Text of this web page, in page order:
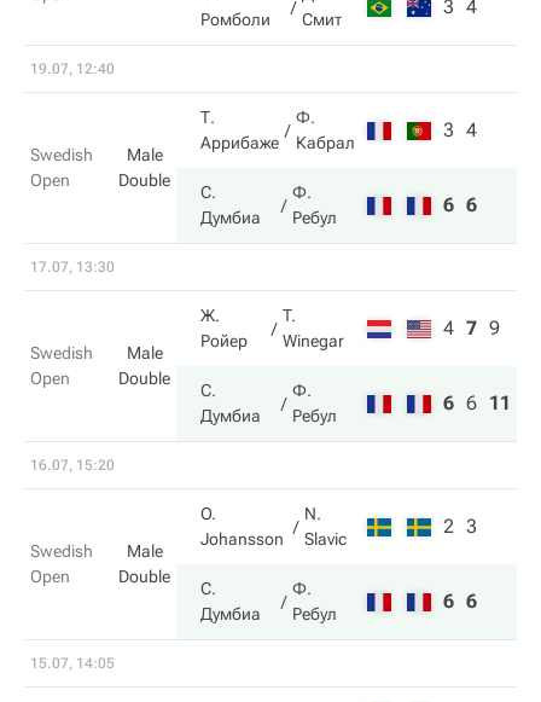
Ромболи
Смит
3 4
19.07, 12:40
Swedish
Open
Male
Double
Т.
Аррибаже
Ф.
Кабрал
3 4
С.
Думбиа
Ф.
Ребул
6 6
17.07, 13:30
Swedish
Open
Male
Double
Ж.
Ройер
T.
Winegar
4 7 9
С.
Думбиа
Ф.
Ребул
6 6 11
16.07, 15:20
Swedish
Open
Male
Double
O.
Johansson
N.
Slavic
2 3
С.
Думбиа
Ф.
Ребул
6 6
15.07, 14:05